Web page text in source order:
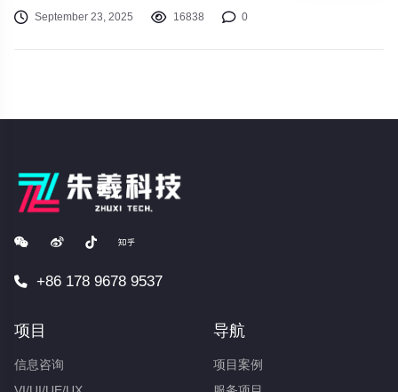
击败了数十次的BOSS。在又一次屏幕变灰后，
你愤怒地几乎要扔下手柄，但深呼吸几下，你又
September 23, 2025 16838 0
+86 178 9678 9537
项目
信息咨询
导航
项目案例